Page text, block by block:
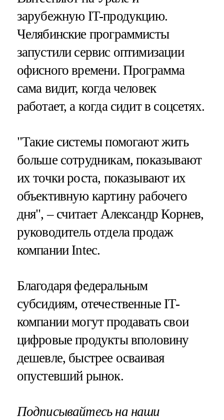
зарубежную IT-продукцию.
Челябинские программисты
запустили сервис оптимизации
офисного времени. Программа
сама видит, когда человек
работает, а когда сидит в соцсетях.
"Такие системы помогают жить
больше сотрудникам, показывают
их точки роста, показывают их
объективную картину рабочего
дня", – считает Александр Корнев,
руководитель отдела продаж
компании Intec.
Благодаря федеральным
субсидиям, отечественные IT-
компании могут продавать свои
цифровые продукты вполовину
дешевле, быстрее осваивая
опустевший рынок.
Подписывайтесь на наши